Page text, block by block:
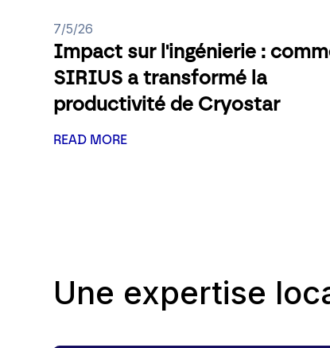
7/5/26
Impact sur l'ingénierie :
SIRIUS a transformé la
productivité de Cryostar
READ MORE
Une expertise